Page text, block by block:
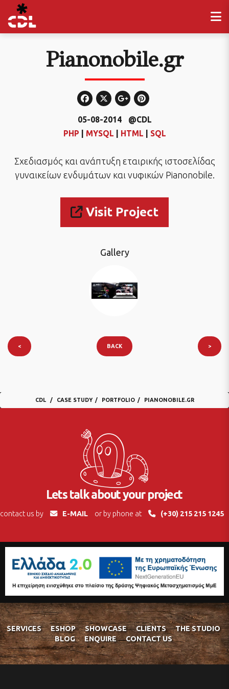
Pianonobile.gr
05-08-2014
@CDL
PHP
MYSQL HTML SQL
Σχεδιασμός και ανάπτυξη εταιρικής ιστοσελίδας
γυναικείων ενδυμάτων και νυφικών Pianonobile.
Visit Project
Gallery
< BACK >
CDL CASE STUDY PORTFOLIO PIANONOBILE.GR
Lets talk about your project
contact us by E-MAIL or by phone at (+30) 215 215 1245
SERVICES ESHOP SHOWCASE CLIENTS
THE STUDIO
BLOG
ENQUIRE CONTACT US